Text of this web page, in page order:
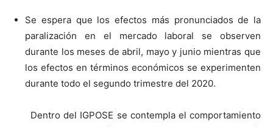
Se espera que los efectos más pronunciados de la
paralización en el mercado laboral se observen
durante los meses de abril, mayo y junio mientras que
los efectos en términos económicos se experimenten
durante todo el segundo trimestre del 2020.
Dentro del IGPOSE se contempla el comportamiento